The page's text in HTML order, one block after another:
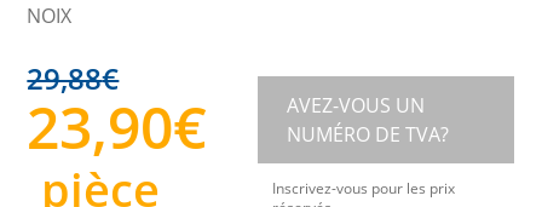
NOIX
29,88€
23,90€
pièce
AVEZ-VOUS UN
NUMÉRO DE TVA?
Inscrivez-vous pour les prix